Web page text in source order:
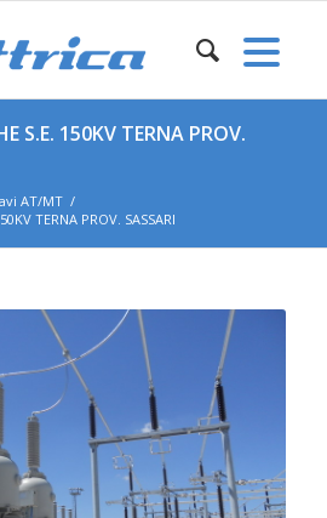
S.E. 150KV TERNA PROV.
AT/MT /
TERNA PROV. SASSARI